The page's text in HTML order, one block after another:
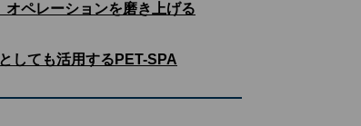
オペレーションを磨き上げる
しても活用するPET-SPA